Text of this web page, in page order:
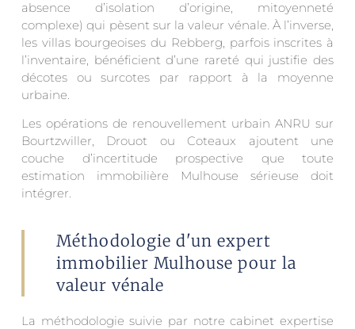
absence d’isolation d’origine, mitoyenneté
complexe) qui pèsent sur la valeur vénale. À l’inverse,
les villas bourgeoises du Rebberg, parfois inscrites à
l’inventaire, bénéficient d’une rareté qui justifie des
décotes ou surcotes par rapport à la moyenne
urbaine.
Les opérations de renouvellement urbain ANRU sur
Bourtzwiller, Drouot ou Coteaux ajoutent une
couche d’incertitude prospective que toute
estimation immobilière Mulhouse sérieuse doit
intégrer.
Méthodologie d'un expert
immobilier Mulhouse pour la
valeur vénale
La méthodologie suivie par notre cabinet expertise